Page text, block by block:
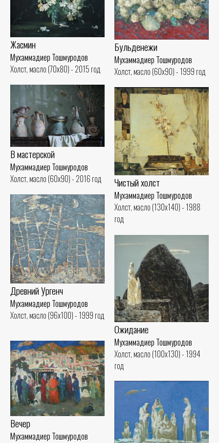
Жасмин
Мухаммадиер Тошмуродов
Холст, масло (70x80) - 2015 год
Бульденежи
Мухаммадиер Тошмуродов
Холст, масло (60x90) - 1999 год
В мастерской
Мухаммадиер Тошмуродов
Холст, масло (60x90) - 2016 год
Чистый холст
Мухаммадиер Тошмуродов
Холст, масло (130x140) - 1988
год
Древний Ургенч
Мухаммадиер Тошмуродов
Холст, масло (96x100) - 1999 год
Ожидание
Мухаммадиер Тошмуродов
Холст, масло (100x130) - 1994
год
Вечер
Мухаммадиер Тошмуродов